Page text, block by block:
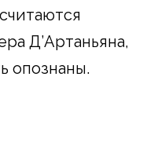
Д’Артаньяна,
опознаны.